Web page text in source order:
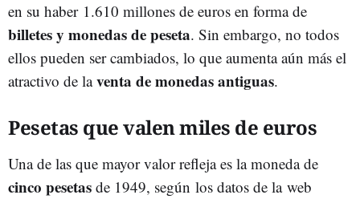
en su haber 1.610 millones de euros en forma de
billetes y monedas de peseta. Sin embargo, no todos
ellos pueden ser cambiados, lo que aumenta aún más el
atractivo de laventa de monedas antiguas.
Pesetas que valen miles de euros
Una de las que mayor valor refleja es la moneda de
cinco pesetas de 1949, según los datos de la web